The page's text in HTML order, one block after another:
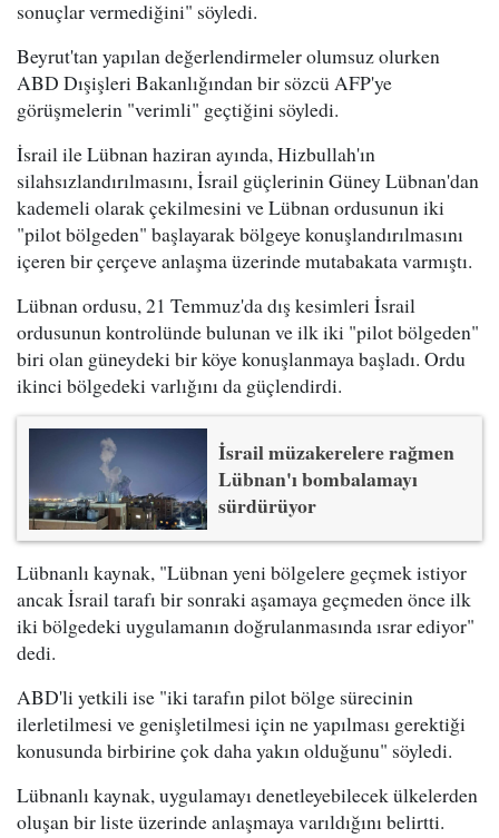
sonuçlar vermediğini" söyledi.
Beyrut'tan yapılan değerlendirmeler olumsuz olurken
ABD Dışişleri Bakanlığından bir sözcü AFP'ye
görüşmelerin "verimli" geçtiğini söyledi.
İsrail ile Lübnan haziran ayında, Hizbullah'ın
silahsızlandırılmasını, İsrail güçlerinin Güney Lübnan'dan
kademeli olarak çekilmesini ve Lübnan ordusunun iki
"pilot bölgeden" başlayarak bölgeye konuşlandırılmasını
içeren bir çerçeve anlaşma üzerinde mutabakata varmıştı.
Lübnan ordusu, 21 Temmuz'da dış kesimleri İsrail
ordusunun kontrolünde bulunan ve ilk iki "pilot bölgeden"
biri olan güneydeki bir köye konuşlanmaya başladı. Ordu
ikinci bölgedeki varlığını da güçlendirdi.
İsrail müzakerelere rağmen
Lübnan'ı bombalamayı
sürdürüyor
Lübnanlı kaynak, "Lübnan yeni bölgelere geçmek istiyor
ancak İsrail tarafı bir sonraki aşamaya geçmeden önce ilk
iki bölgedeki uygulamanın doğrulanmasında ısrar ediyor"
dedi.
ABD'li yetkili ise "iki tarafın pilot bölge sürecinin
ilerletilmesi ve genişletilmesi için ne yapılması gerektiği
konusunda birbirine çok daha yakın olduğunu" söyledi.
Lübnanlı kaynak, uygulamayı denetleyebilecek ülkelerden
oluşan bir liste üzerinde anlaşmaya varıldığını belirtti.